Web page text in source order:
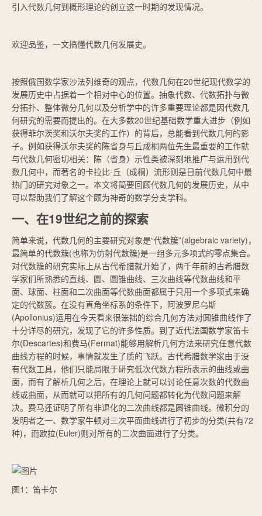
引入代数几何到概形理论的创立这一时期的发现情况。
欢迎品鉴，一文搞懂代数几何发展史。
按照俄国数学家沙法列维奇的观点，代数几何在20世纪现代数学的
发展历史中占据着一个相对中心的位置。抽象代数、代数拓扑与微
分拓扑、整体微分几何以及分析学中的许多重要理论都是因代数几
何研究的需要而提出的。在大多数20世纪基础数学重大进步（例如
获得菲尔茨奖和沃尔夫奖的工作）的背后，总能看到代数几何的影
子。例如获得沃尔夫奖的陈省身与丘成桐两位先生最重要的工作就
与代数几何密切相关：陈（省身）示性类被深刻地推广与运用到代
数几何中，而著名的卡拉比-丘（成桐）流形则是目前代数几何中最
热门的研究对象之一。本文将简要回顾代数几何的发展历史，从中
可以帮助我们了解这个颇为神奇的数学分支学科。
一、在19世纪之前的探索
简单来说，代数几何的主要研究对象是“代数簇”(algebraic variety)，
最简单的代数簇(也称为仿射代数簇)是一组多元多项式的零点集合。
对代数簇的研究实际上从古代希腊就开始了，两千年前的古希腊数
学家们所熟悉的直线、圆、圆锥曲线、三次曲线等代数曲线和平
面、球面、柱面和二次曲面等代数曲面都属于只用一个多项式来确
定的代数簇。在没有直角坐标系的条件下，阿波罗尼乌斯
(Apollonius)运用在今天看来很笨拙的综合几何方法对圆锥曲线作了
十分详尽的研究，发现了它的许多性质。到了近代法国数学家笛卡
尔(Descartes)和费马(Fermat)能够用解析几何方法来研究任意代数
曲线方程的时候，事情就发生了质的飞跃。古代希腊数学家由于没
有代数工具，他们只能局限于研究低次代数方程所表示的曲线或曲
面，而有了解析几何之后，在理论上就可以讨论任意次数的代数曲
线或曲面，从而就可以把所有的几何问题都转化为代数问题来解
决。费马还证明了所有非退化的二次曲线都是圆锥曲线。微积分的
发明者之一、数学家牛顿对三次平面曲线进行了初步的分类(共有72
种)，而欧拉(Euler)则对所有的二次曲面进行了分类。
图1：笛卡尔